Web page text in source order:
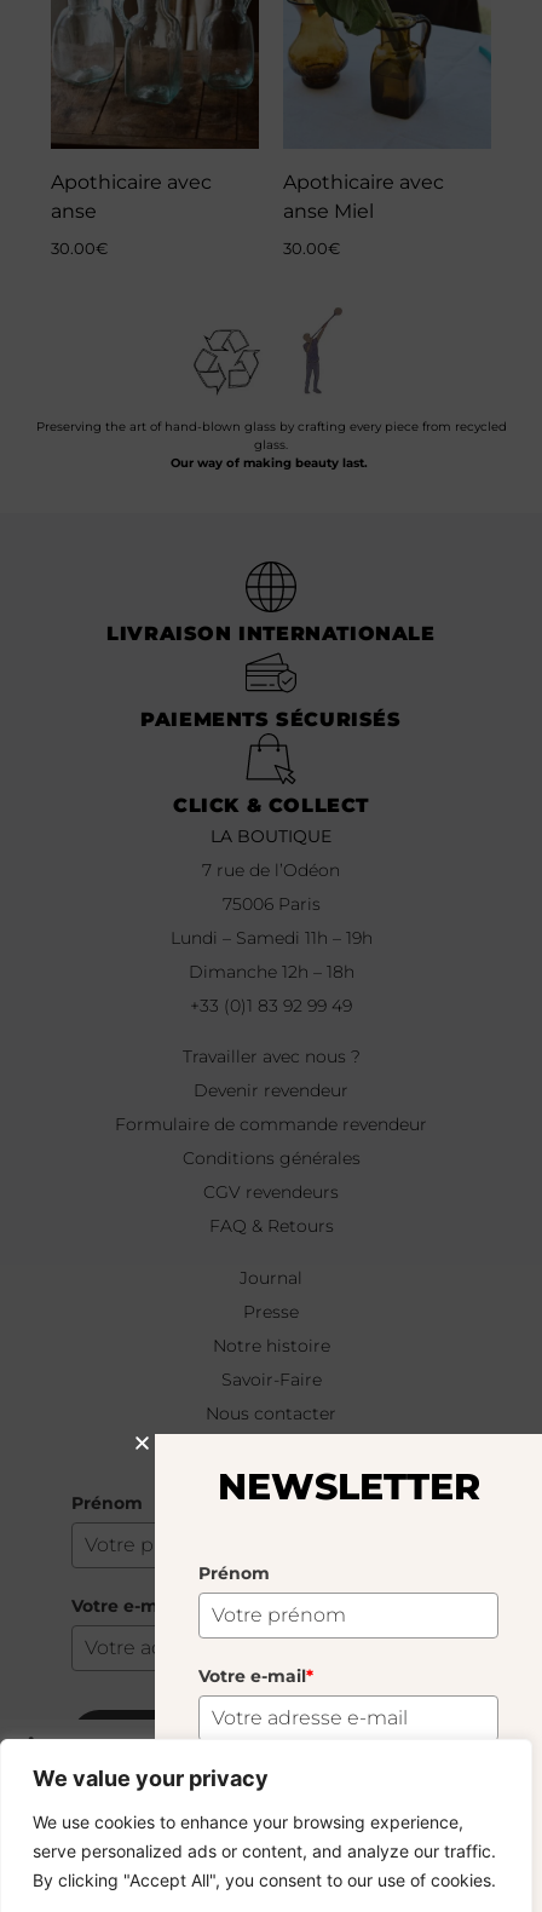
We value your privacy
We use cookies to enhance your browsing experience,
serve personalized ads or content, and analyze our traffic.
By clicking "Accept All", you consent to our use of cookies.
Apothicaire avec
anse
30.00€
Apothicaire avec
anse Miel
30.00€
Bistrot Long
Preserving the art of hand-blown glass by crafting every piece from recycled
glass.
Our way of making beauty last.
LIVRAISON INTERNATIONALE
PAIEMENTS SÉCURISÉS
CLICK & COLLECT
LA BOUTIQUE
7 rue de l’Odéon
75006 Paris
Lundi – Samedi 11h – 19h
Dimanche 12h – 18h
+33 (0)1 83 92 99 49
Travailler avec nous ?
Devenir revendeur
Formulaire de commande revendeur
Conditions générales
CGV revendeurs
FAQ & Retours
Journal
Presse
Notre histoire
Savoir-Faire
Nous contacter
Prénom
Votre e-mail
S'abonner
Copyright © 2024 – © La Soufflerie.
Toutes les créations, tous les designs et tous les contenus sont
protégés par le droit d’auteur et le droit des marques.
NEWSLETTER
Prénom
Votre e-mail*
Vous voulez rester informé ? Inscrivez-vous